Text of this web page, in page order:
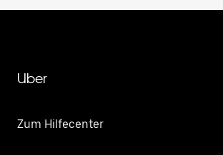
Uber
Zum Hilfecenter